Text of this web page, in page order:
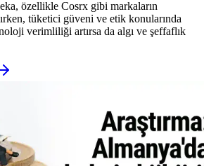
özellikle Cosrx gibi markaların
tüketici güveni ve etik konularında
verimliliği artırsa da algı ve şeffaflık